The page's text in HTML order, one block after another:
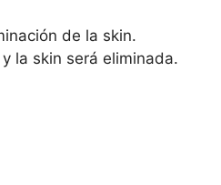
de‌ la skin.
la skin será eliminada.